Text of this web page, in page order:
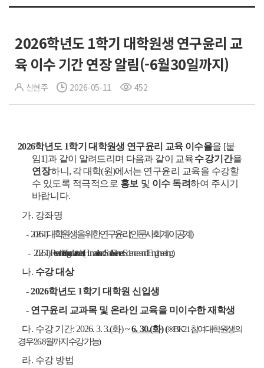
2026학년도 1학기 대학원생 연구윤리 교
육 이수 기간 연장 알림(-6월30일까지)
신현주 2026-05-11 452
2026학년도 1학기 대학원생 연구윤리 교육 이수율을 [붙
임1]과 같이 알려드리며 다음과 같이 교육수강기간을
연장하니, 각 대학(원)에서는연구윤리 교육을 수강할
수 있도록 적극적으로 홍보 및 이수 독려하여 주시기
바랍니다.
가. 강좌명
- 2026-1) 대학원생을 위한 연구윤리(인문사회계 / 이공계)
- 2026-1)Research ethics for graduate students(Humanities and Social Sciences/ Science and Engineering)
나. 수강 대상
- 2026학년도 1학기 대학원 신입생
- 연구윤리 교과목 및 온라인 교육을 미이수한 재학생
다. 수강 기간: 2026. 3. 3.(화) ~6. 30.(화)(※BK21 참여대학원생의
경우 '26. 8월까지 수강 가능)
라. 수강 방법